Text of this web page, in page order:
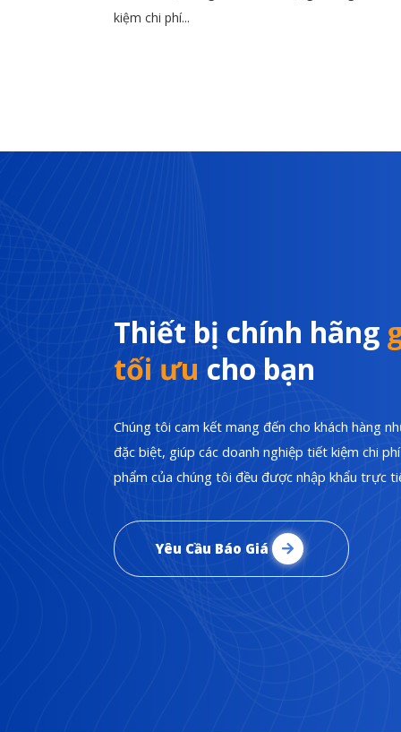
kiệm chi phí...
Thiết bị chính hãng
tối ưu cho bạn
Chúng tôi cam kết mang đến cho khách hàng
đặc biệt, giúp các doanh nghiệp tiết kiệm chi
phẩm của chúng tôi đều được nhập khẩu trực
Yêu Cầu Báo Giá